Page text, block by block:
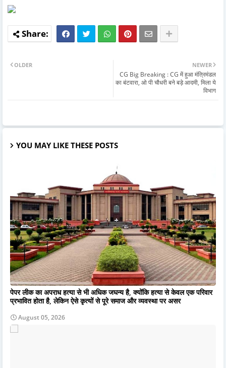
NEWER
CG Big Breaking : CG में हुआ मंत्रिमंडल
का बंटवारा, ओ पी चौधरी बने बड़े आदमी, मिला ये
विभाग
OLDER
YOU MAY LIKE THESE POSTS
पेपर लीक का अपराध हत्या से भी अधिक जघन्य है, क्योंकि हत्या से केवल एक परिवार
प्रभावित होता है, लेकिन ऐसे कृत्यों से पूरे समाज और व्यवस्था पर असर
August 05, 2026